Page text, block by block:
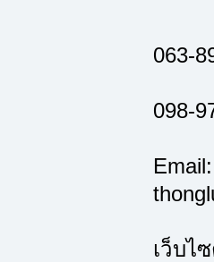
063-
098-
Email:
เว็บไ